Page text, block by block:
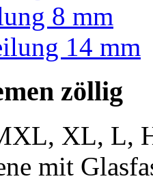
8 mm
14 mm
zöllig
XL, L,
mit